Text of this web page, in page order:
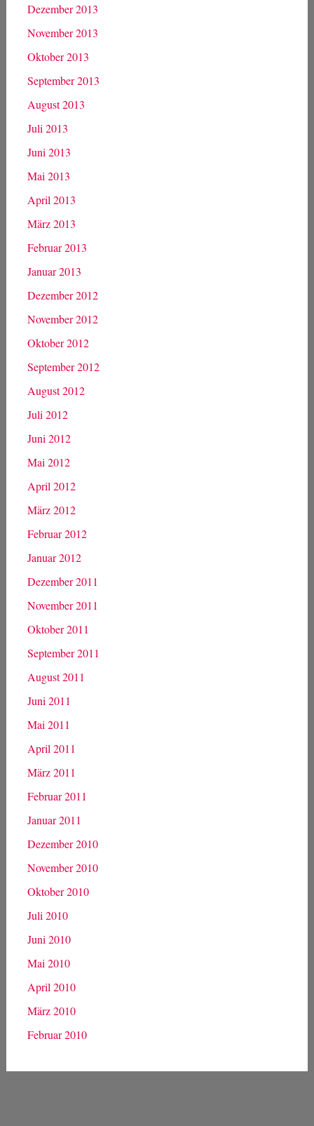
Dezember 2013
November 2013
Oktober 2013
September 2013
August 2013
Juli 2013
Juni 2013
Mai 2013
April 2013
März 2013
Februar 2013
Januar 2013
Dezember 2012
November 2012
Oktober 2012
September 2012
August 2012
Juli 2012
Juni 2012
Mai 2012
April 2012
März 2012
Februar 2012
Januar 2012
Dezember 2011
November 2011
Oktober 2011
September 2011
August 2011
Juni 2011
Mai 2011
April 2011
März 2011
Februar 2011
Januar 2011
Dezember 2010
November 2010
Oktober 2010
Juli 2010
Juni 2010
Mai 2010
April 2010
März 2010
Februar 2010